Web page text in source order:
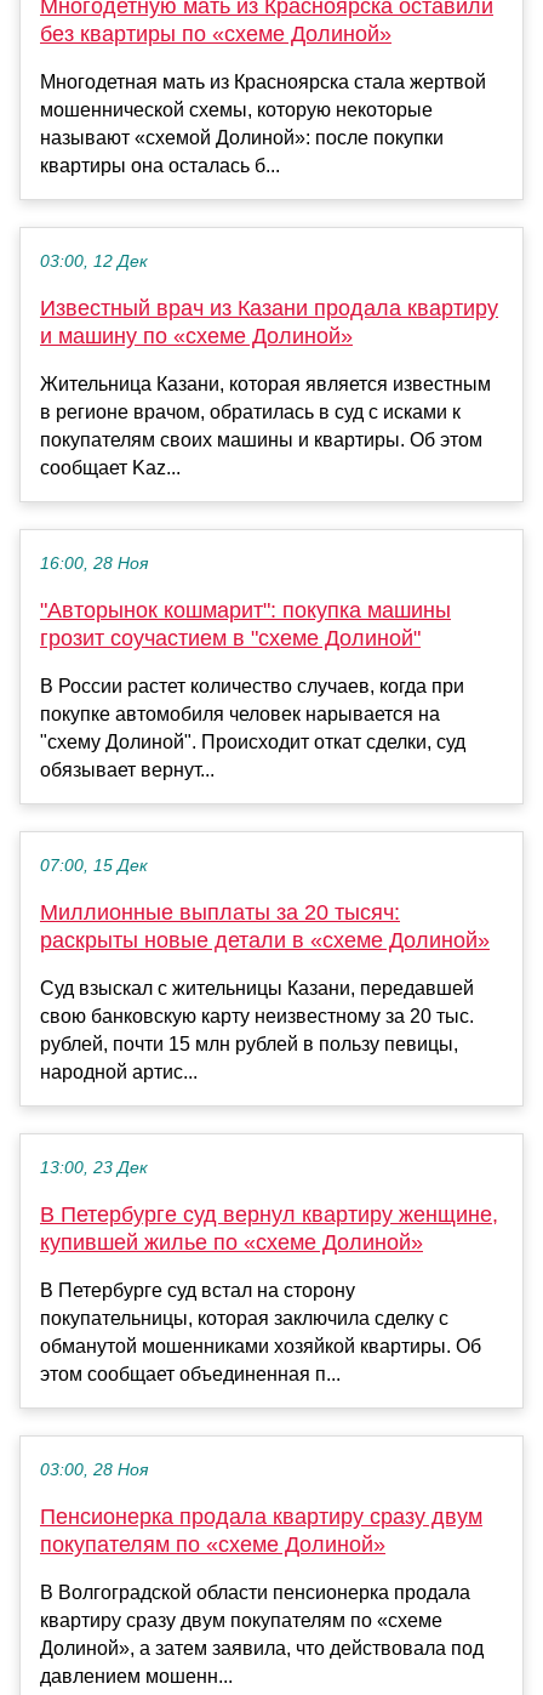
Многодетную мать из Красноярска оставили
без квартиры по «схеме Долиной»
Многодетная мать из Красноярска стала жертвой
мошеннической схемы, которую некоторые
называют «схемой Долиной»: после покупки
квартиры она осталась б...
03:00, 12 Дек
Известный врач из Казани продала квартиру
и машину по «схеме Долиной»
Жительница Казани, которая является известным
в регионе врачом, обратилась в суд с исками к
покупателям своих машины и квартиры. Об этом
сообщает Kaz...
16:00, 28 Ноя
"Авторынок кошмарит": покупка машины
грозит соучастием в "схеме Долиной"
В России растет количество случаев, когда при
покупке автомобиля человек нарывается на
"схему Долиной". Происходит откат сделки, суд
обязывает вернут...
07:00, 15 Дек
Миллионные выплаты за 20 тысяч:
раскрыты новые детали в «схеме Долиной»
Суд взыскал с жительницы Казани, передавшей
свою банковскую карту неизвестному за 20 тыс.
рублей, почти 15 млн рублей в пользу певицы,
народной артис...
13:00, 23 Дек
В Петербурге суд вернул квартиру женщине,
купившей жилье по «схеме Долиной»
В Петербурге суд встал на сторону
покупательницы, которая заключила сделку с
обманутой мошенниками хозяйкой квартиры. Об
этом сообщает объединенная п...
03:00, 28 Ноя
Пенсионерка продала квартиру сразу двум
покупателям по «схеме Долиной»
В Волгоградской области пенсионерка продала
квартиру сразу двум покупателям по «схеме
Долиной», а затем заявила, что действовала под
давлением мошенн...